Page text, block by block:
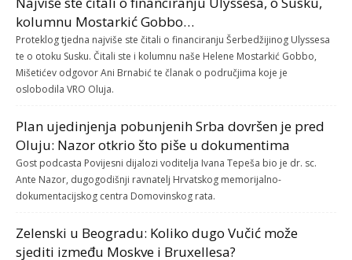
kolumnu Mostarkić Gobbo…
Proteklog tjedna najviše ste čitali o financiranju Šerbedžijinog Ulyssesa
te o otoku Susku. Čitali ste i kolumnu naše Helene Mostarkić Gobbo,
Mišetićev odgovor Ani Brnabić te članak o područjima koje je
oslobodila VRO Oluja.
Plan ujedinjenja pobunjenih Srba dovršen je pred
Oluju: Nazor otkrio što piše u dokumentima
Gost podcasta Povijesni dijalozi voditelja Ivana Tepeša bio je dr. sc.
Ante Nazor, dugogodišnji ravnatelj Hrvatskog memorijalno-
dokumentacijskog centra Domovinskog rata.
Zelenski u Beogradu: Koliko dugo Vučić može
sjediti između Moskve i Bruxellesa?